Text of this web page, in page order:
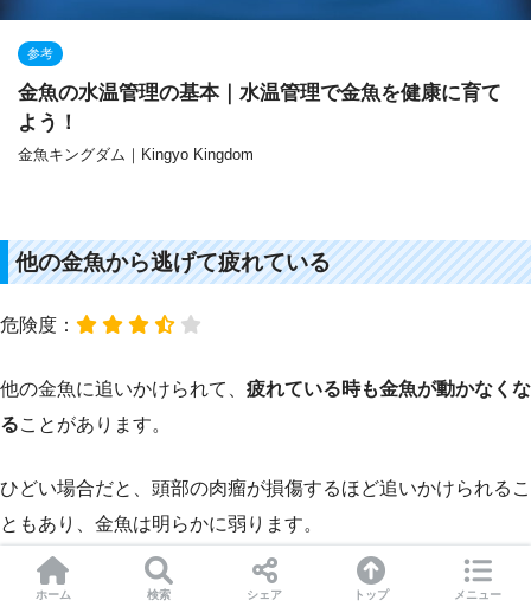
参考
金魚の水温管理の基本｜水温管理で金魚を健康に育て
よう！
金魚キングダム｜Kingyo Kingdom
他の金魚から逃げて疲れている
危険度：
他の金魚に追いかけられて、 疲れている時も金魚が動かなくな
ることがあります。
ひどい場合だと、頭部の肉瘤が損傷するほど追いかけられるこ
ともあり、金魚は明らかに弱ります。
動かなくなるまで弱っている場合、衰弱が始まっている可能性
ホーム 検索 シェア トップ メニュー